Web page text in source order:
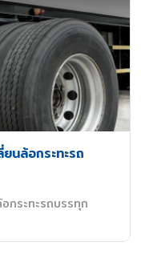
นล้อกระทะรถ
กระทะรถบรรทุก